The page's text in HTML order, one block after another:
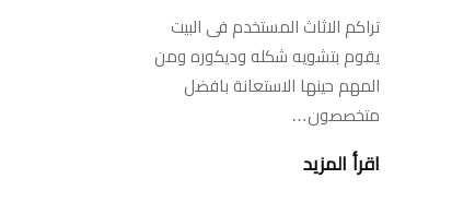
تراكم الاثاث المستخدم فى البيت
يقوم بتشويه شكله وديكوره ومن
المهم حينها الاستعانة بافضل
متخصصون…
اقرأ المزيد